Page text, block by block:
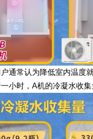
通常认为降低室内温度
小时，A机的冷凝水收